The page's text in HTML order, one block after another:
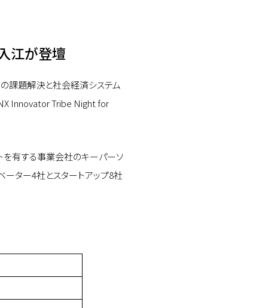
江が登壇
課題解決と社会経済システム
Innovator Tribe Night for
を有する事業会社のキーパーソ
ーター4社とスタートアップ8社